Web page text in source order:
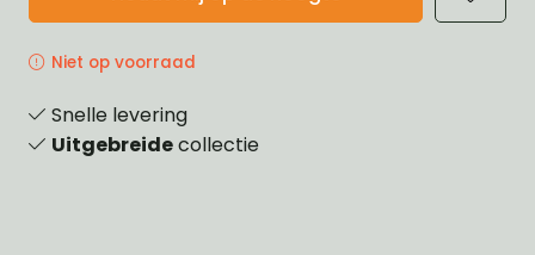
Niet op voorraad
Snelle levering
Uitgebreidecollectie